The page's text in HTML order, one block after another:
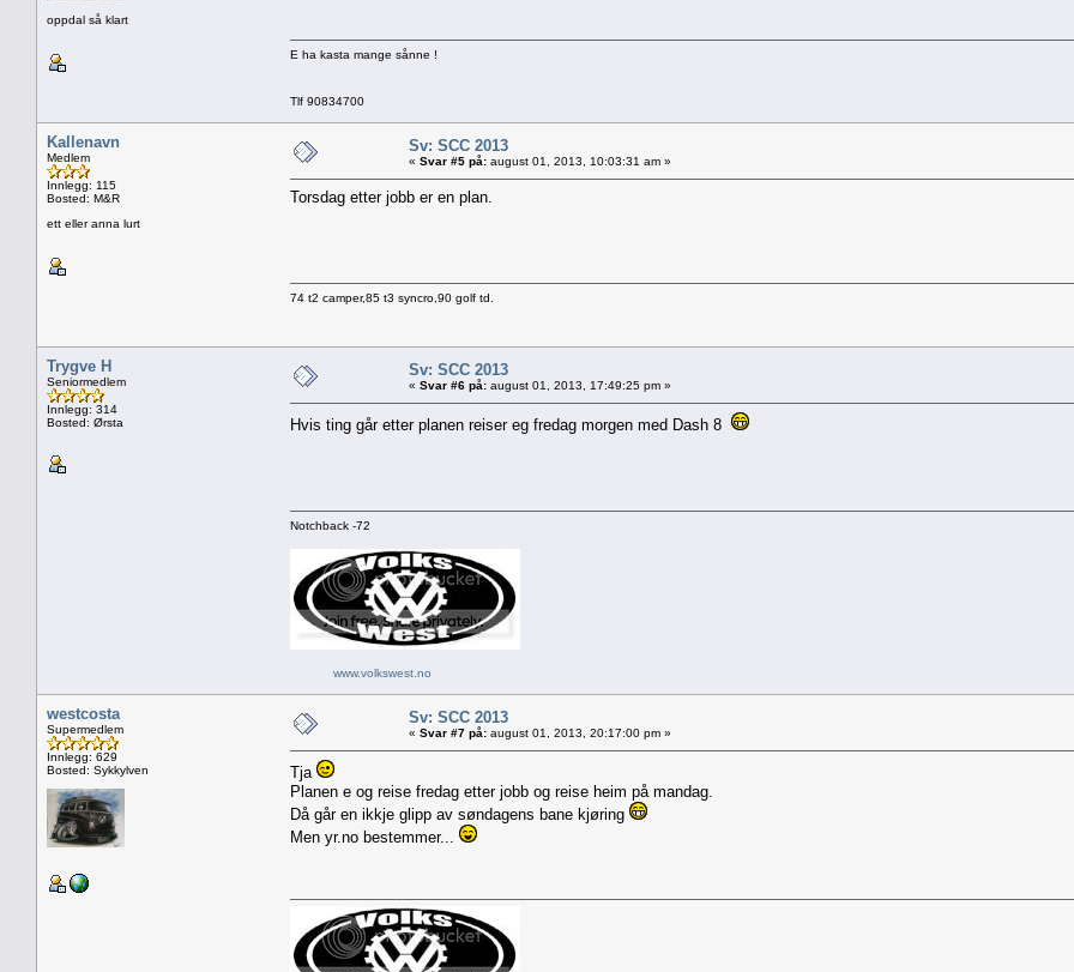
oppdal så klart
E ha kasta mange sånne !
Tlf 90834700
Kallenavn
Medlem
Innlegg: 115
Bosted: M&R
ett eller anna lurt
Sv: SCC 2013
« Svar #5 på: august 01, 2013, 10:03:31 am »
Torsdag etter jobb er en plan.
74 t2 camper,85 t3 syncro,90 golf td.
Trygve H
Seniormedlem
Innlegg: 314
Bosted: Ørsta
Sv: SCC 2013
« Svar #6 på: august 01, 2013, 17:49:25 pm »
Hvis ting går etter planen reiser eg fredag morgen med Dash 8
Notchback -72
www.volkswest.no
westcosta
Supermedlem
Innlegg: 629
Bosted: Sykkylven
Sv: SCC 2013
« Svar #7 på: august 01, 2013, 20:17:00 pm »
Tja
Planen e og reise fredag etter jobb og reise heim på mandag.
Då går en ikkje glipp av søndagens bane kjøring
Men yr.no bestemmer...